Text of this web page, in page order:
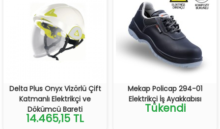
Delta Plus Onyx Vizörlü Çift
Katmanlı Elektrikçi ve
Dökümcü Bareti
14.465,15 TL
Mekap Policap 294-01
Elektrikçi İş Ayakkabısı
Tükendi